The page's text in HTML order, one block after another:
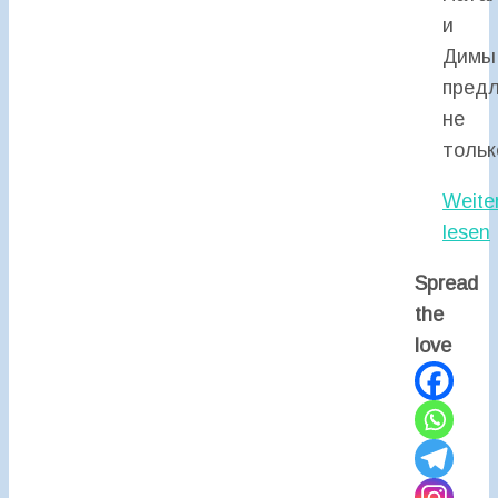
и
Димы
не
lesen
Spread
the
love